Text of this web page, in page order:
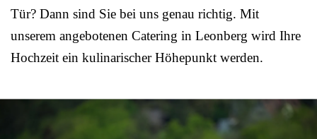
Tür? Dann sind Sie bei uns genau richtig. Mit
unserem angebotenen Catering in Leonberg wird Ihre
Hochzeit ein kulinarischer Höhepunkt werden.